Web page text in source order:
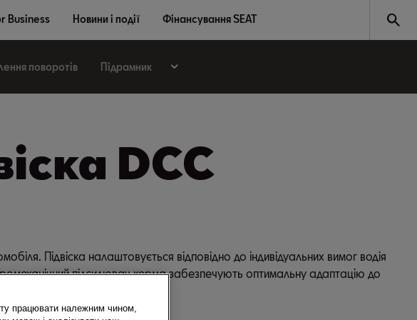
Business Новини і події Фінансування SEAT
поворотів Підрамник
DCC
Підвіска налаштовується відповідно до індивідуальних вимог водія
підсилювач керма забезпечують оптимальну адаптацію до
працювати належним чином,